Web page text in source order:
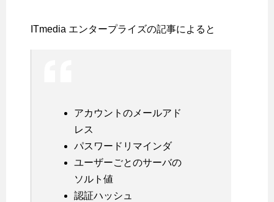
ITmedia エンタープライズの記事によると
アカウントのメールアド
レス
パスワードリマインダ
ユーザーごとのサーバの
ソルト値
認証ハッシュ